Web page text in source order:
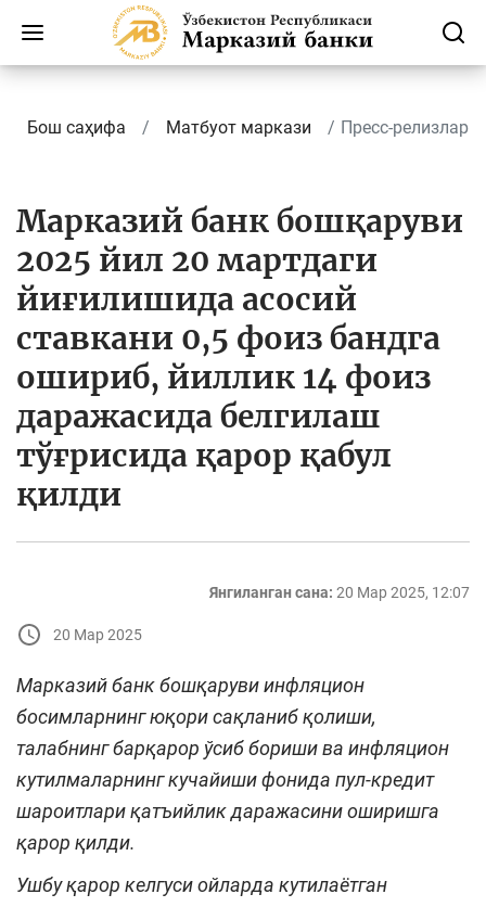
Бош саҳифа Матбуот маркази Пресс-релизлар
Марказий банк бошқаруви
2025 йил 20 мартдаги
йиғилишида асосий
ставкани 0,5 фоиз бандга
ошириб, йиллик 14 фоиз
даражасида белгилаш
тўғрисида қарор қабул
қилди
Янгиланган сана: 20 Мар 2025, 12:07
20 Мар 2025
Марказий банк бошқаруви инфляцион
босимларнинг юқори сақланиб қолиши,
талабнинг барқарор ўсиб бориши ва инфляцион
кутилмаларнинг кучайиши фонида пул-кредит
шароитлари қатъийлик даражасини оширишга
қарор қилди.
Ушбу қарор келгуси ойларда кутилаётган